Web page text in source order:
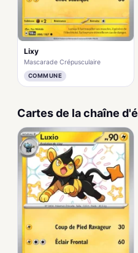
Lixy
Mascarade Crépusculaire
COMMUNE
Cartes de la chaîne